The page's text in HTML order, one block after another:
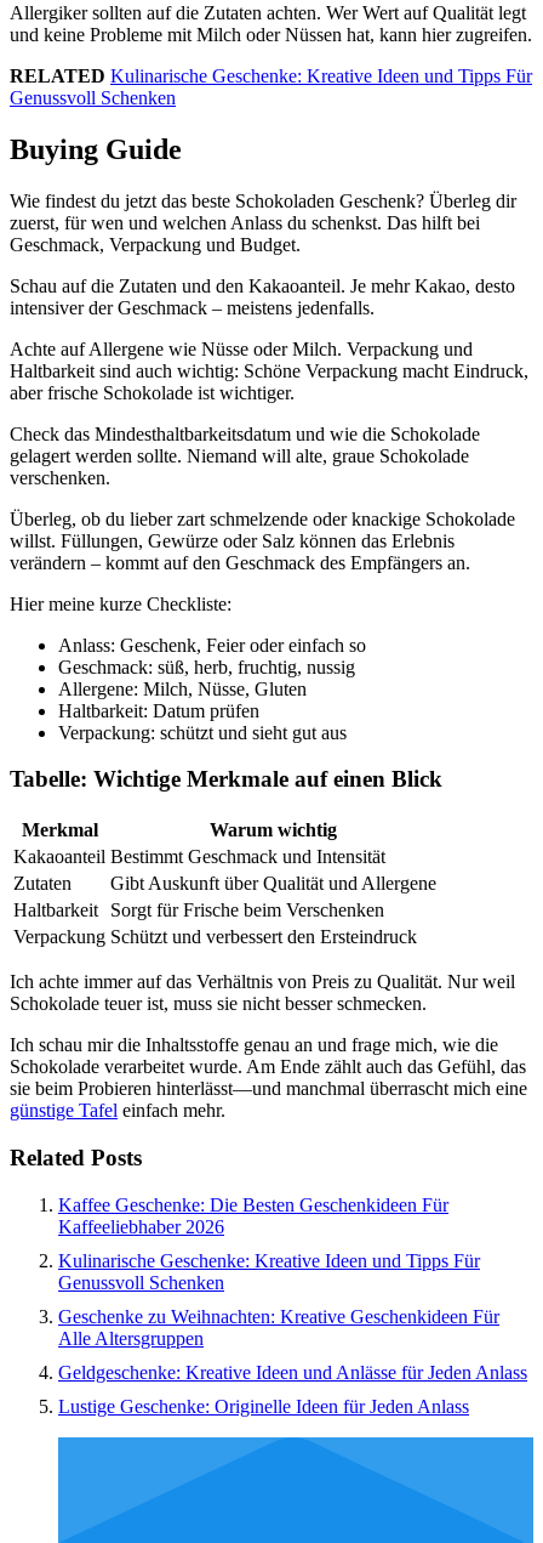
Allergiker sollten auf die Zutaten achten. Wer Wert auf Qualität legt
und keine Probleme mit Milch oder Nüssen hat, kann hier zugreifen.
RELATED Kulinarische Geschenke: Kreative Ideen und Tipps Für
Genussvoll Schenken
Buying Guide
Wie findest du jetzt das beste Schokoladen Geschenk? Überleg dir
zuerst, für wen und welchen Anlass du schenkst. Das hilft bei
Geschmack, Verpackung und Budget.
Schau auf die Zutaten und den Kakaoanteil. Je mehr Kakao, desto
intensiver der Geschmack – meistens jedenfalls.
Achte auf Allergene wie Nüsse oder Milch. Verpackung und
Haltbarkeit sind auch wichtig: Schöne Verpackung macht Eindruck,
aber frische Schokolade ist wichtiger.
Check das Mindesthaltbarkeitsdatum und wie die Schokolade
gelagert werden sollte. Niemand will alte, graue Schokolade
verschenken.
Überleg, ob du lieber zart schmelzende oder knackige Schokolade
willst. Füllungen, Gewürze oder Salz können das Erlebnis
verändern – kommt auf den Geschmack des Empfängers an.
Hier meine kurze Checkliste:
Anlass: Geschenk, Feier oder einfach so
Geschmack: süß, herb, fruchtig, nussig
Allergene: Milch, Nüsse, Gluten
Haltbarkeit: Datum prüfen
Verpackung: schützt und sieht gut aus
Tabelle: Wichtige Merkmale auf einen Blick
Merkmal
Warum wichtig
Kakaoanteil Bestimmt Geschmack und Intensität
Zutaten
Gibt Auskunft über Qualität und Allergene
Haltbarkeit
Sorgt für Frische beim Verschenken
Verpackung Schützt und verbessert den Ersteindruck
Ich achte immer auf das Verhältnis von Preis zu Qualität. Nur weil
Schokolade teuer ist, muss sie nicht besser schmecken.
Ich schau mir die Inhaltsstoffe genau an und frage mich, wie die
Schokolade verarbeitet wurde. Am Ende zählt auch das Gefühl, das
sie beim Probieren hinterlässt—und manchmal überrascht mich eine
günstige Tafel einfach mehr.
Related Posts
Kaffee Geschenke: Die Besten Geschenkideen Für
Kaffeeliebhaber 2026
Kulinarische Geschenke: Kreative Ideen und Tipps Für
Genussvoll Schenken
Geschenke zu Weihnachten: Kreative Geschenkideen Für
Alle Altersgruppen
Geldgeschenke: Kreative Ideen und Anlässe für Jeden Anlass
Lustige Geschenke: Originelle Ideen für Jeden Anlass